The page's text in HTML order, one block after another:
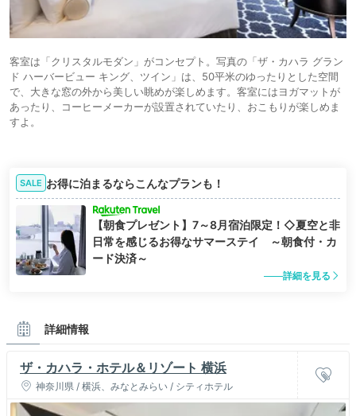
客室は「クリスタルモダン」がコンセプト。写真の「ザ・カハラ グラン
ド ハーバービュー キング、ツイン」は、50平米のゆったりとした空間
で、大きな窓の外から美しい眺めが楽しめます。客室にはヨガマットが
あったり、コーヒーメーカーが設置されていたり、おこもりが楽しめま
すよ。
SALE お得に泊まるならこんなプランも！
【朝食プレゼント】7～8月宿泊限定！◇夏空と非
日常を感じるお得なサマーステイ ～朝食付・カ
ード決済～
詳細を見る
詳細情報
ザ・カハラ・ホテル＆リゾート 横浜
神奈川県 / 横浜、みなとみらい / シティホテル